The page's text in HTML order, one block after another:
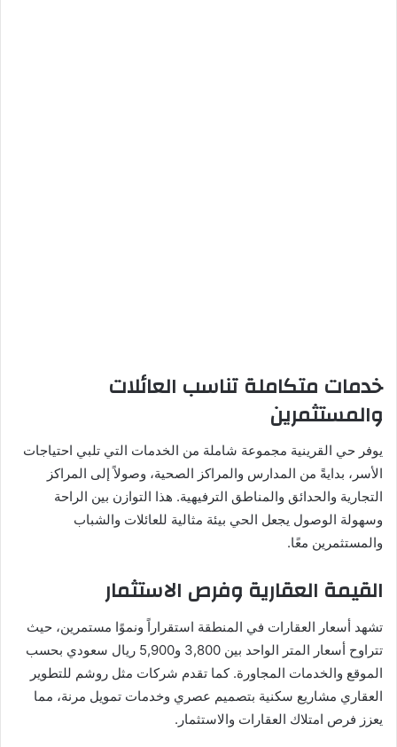
خدمات متكاملة تناسب العائلات
والمستثمرين
يوفر حي القرينية مجموعة شاملة من الخدمات التي تلبي احتياجات
الأسر، بدايةً من المدارس والمراكز الصحية، وصولاً إلى المراكز
التجارية والحدائق والمناطق الترفيهية. هذا التوازن بين الراحة
وسهولة الوصول يجعل الحي بيئة مثالية للعائلات والشباب
والمستثمرين معًا.
القيمة العقارية وفرص الاستثمار
تشهد أسعار العقارات في المنطقة استقراراً ونموًا مستمرين، حيث
تتراوح أسعار المتر الواحد بين 3,800 و5,900 ريال سعودي بحسب
الموقع والخدمات المجاورة. كما تقدم شركات مثل روشم للتطوير
العقاري مشاريع سكنية بتصميم عصري وخدمات تمويل مرنة، مما
يعزز فرص امتلاك العقارات والاستثمار.